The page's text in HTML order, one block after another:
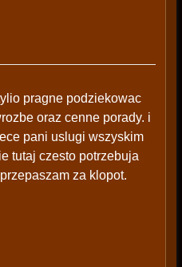
pragne podziekowac
oraz cenne porady. i
pani uslugi wszyskim
tutaj czesto potrzebuja
za klopot.